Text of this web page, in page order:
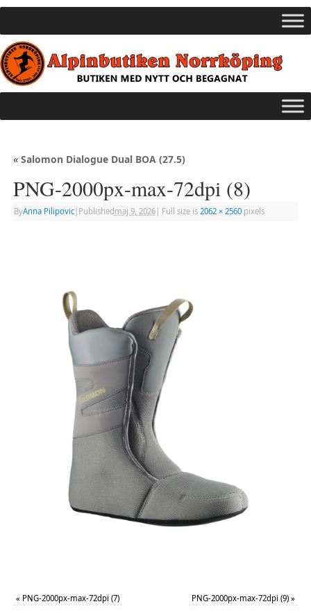
«Salomon Dialogue Dual BOA (27.5)
PNG-2000px-max-72dpi (8)
ByAnna Pilipovic| Published maj 9, 2026| Full size is 2062 × 2560pixels
« PNG-2000px-max-72dpi (7) PNG-2000px-max-72dpi (9) »